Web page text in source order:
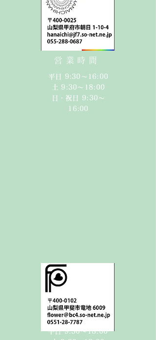
営業時間
平日 9:30〜16:00
​​土 9:30〜18:00​
日・祝日 9:30〜
16:00
平日 9:30〜18:00